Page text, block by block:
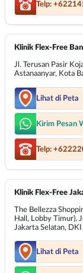
Telp:
Klinik Flex-Free
Jl. Terusan Pasir
Astanaanyar, Kota
Lihat di Peta
Kirim Pesan
Telp:
Klinik Flex-Free
The Bellezza
Hall, Lobby Timur),
Jakarta Selatan,
Lihat di Peta